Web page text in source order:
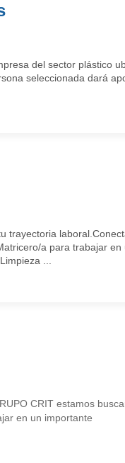
del sector plástico
seleccionada dará
trayectoria
a para trabajar en
...
CRIT estamos
en un importante